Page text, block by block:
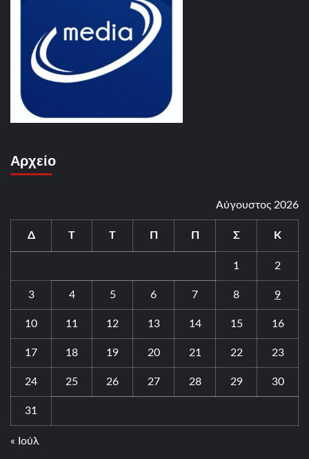
Αρχείο
Αύγουστος 2026
Δ Τ Τ Π Π Σ Κ
1 2
3 4 5 6 7 8 9
10 11 12 13 14 15 16
17 18 19 20 21 22 23
24 25 26 27 28 29 30
31
« Ιούλ